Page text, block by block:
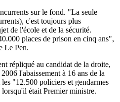
sur le fond. "La seule
c'est toujours plus
de l'école et de la sécurité.
places de prison en cinq ans",
Le Pen.
répliqué au candidat de la droite,
l'abaissement à 16 ans de la
"12.500 policiers et gendarmes
était Premier ministre.